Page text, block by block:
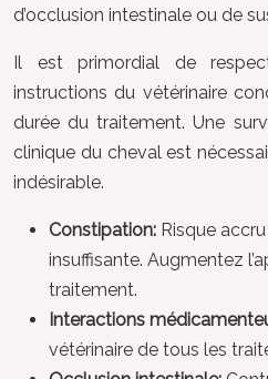
d’occlusion intestinale ou de
Il est primordial de
instructions du vétérinaire
durée du traitement. Une
clinique du cheval est
indésirable.
Constipation: Risque
insuffisante. Augmentez
traitement.
Interactions
vétérinaire de tous les